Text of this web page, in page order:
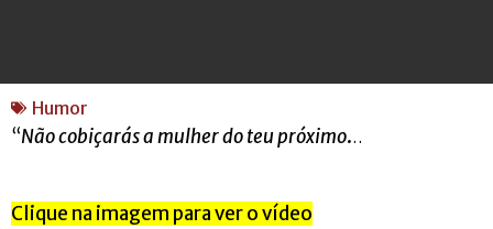
Humor
“Não cobiçarás a mulher do teu próximo...
Clique na imagem para ver o vídeo